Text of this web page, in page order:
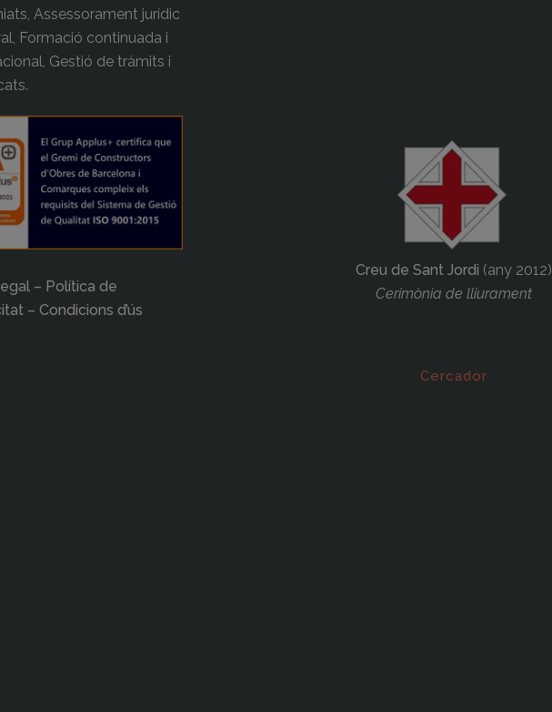
Assessorament jurídic
Formació continuada i
Gestió de tràmits i
– Política de
– Condicions d’ús
Creu de Sant Jordi (any 2012)
Cerimònia de lliurament
Cercador